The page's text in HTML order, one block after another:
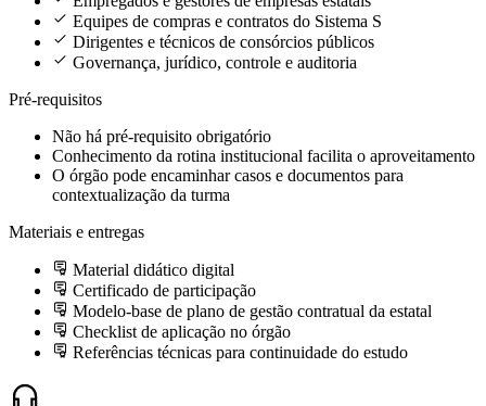
Equipes de compras e contratos do Sistema S
Dirigentes e técnicos de consórcios públicos
Governança, jurídico, controle e auditoria
Pré-requisitos
Não há pré-requisito obrigatório
Conhecimento da rotina institucional facilita o aproveitamento
O órgão pode encaminhar casos e documentos para
contextualização da turma
Materiais e entregas
Material didático digital
Certificado de participação
Modelo-base de plano de gestão contratual da estatal
Checklist de aplicação no órgão
Referências técnicas para continuidade do estudo